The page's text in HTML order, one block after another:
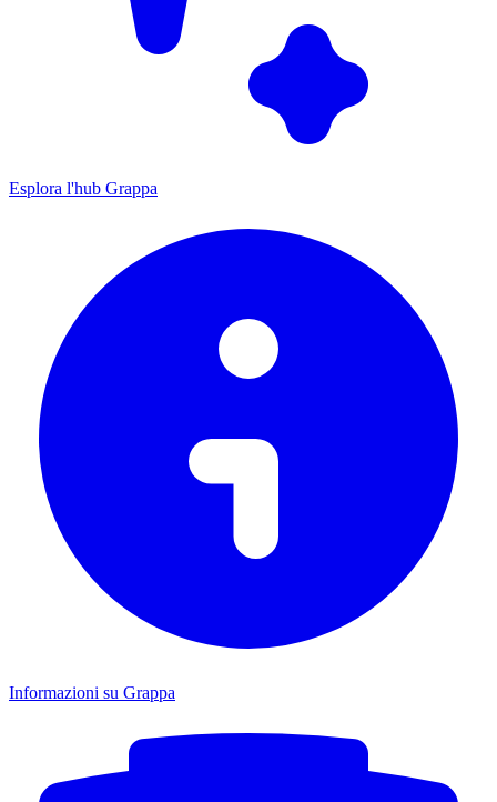
Esplora l'hub Grappa
Informazioni su Grappa